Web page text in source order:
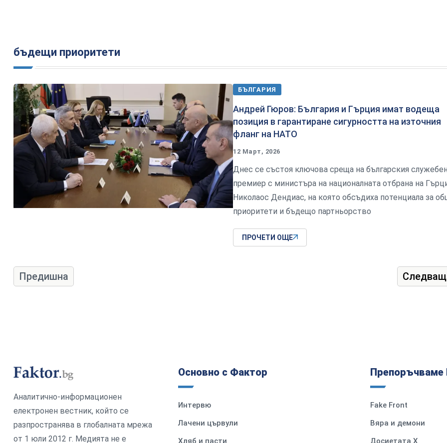
бъдещи приоритети
БЪЛГАРИЯ
Андрей Гюров: България и Гърция имат водеща
позиция в гарантиране сигурността на източния
фланг на НАТО
12 Март, 2026
Днес се състоя ключова среща на българския служебен
премиер с министъра на националната отбрана на
Николаос Дендиас, на която обсъдиха потенциала за
приоритети и бъдещо партньорство
ПРОЧЕТИ ОЩЕ
Предишна
Аналитично-информационен
електронен вестник, който се
разпространява в глобалната мрежа
от 1 юли 2012 г. Медията не е
Основно с Фактор
Интервю
Лачени цървули
Хляб и пасти
Препоръчваме
Fake Front
Вяра и демони
Досиетата Х